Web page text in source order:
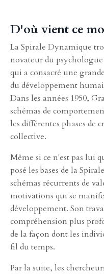
D'où vient ce
La Spirale Dynamique
novateur du
qui a consacré une
du développement
Dans les années 1950,
schémas de
les différentes phases de
collective.
Même si ce n'est pas lui
posé les bases de la
schémas récurrents de
motivations qui se
développement. Son
compréhension plus
de la façon dont les
fil du temps.
Par la suite, les